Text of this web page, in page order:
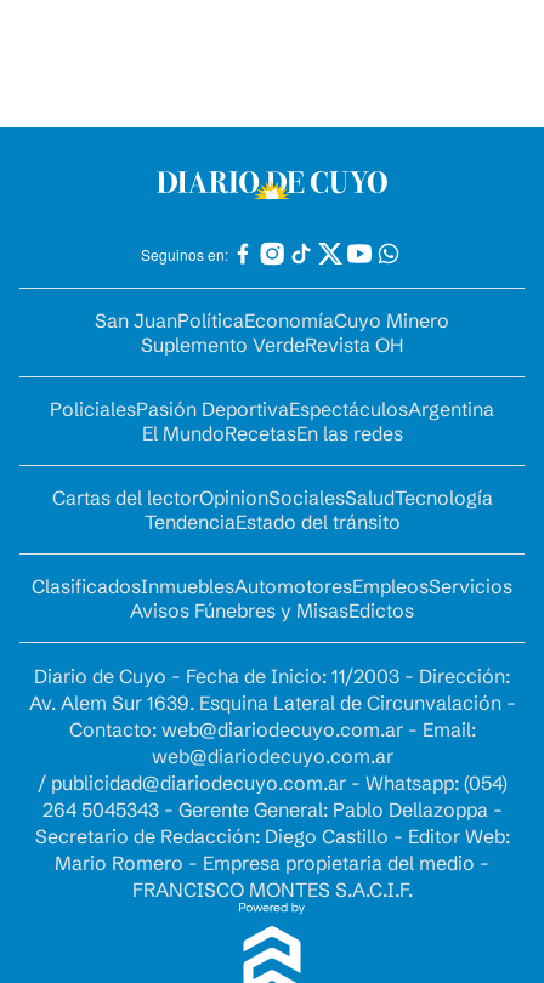
Seguinos en:
San JuanPolíticaEconomíaCuyo Minero
Suplemento VerdeRevista OH
PolicialesPasión DeportivaEspectáculosArgentina
El MundoRecetasEn las redes
Cartas del lectorOpinionSocialesSaludTecnología
TendenciaEstado del tránsito
ClasificadosInmueblesAutomotoresEmpleosServicios
Avisos Fúnebres y MisasEdictos
Diario de Cuyo - Fecha de Inicio: 11/2003 - Dirección:
Av. Alem Sur 1639. Esquina Lateral de Circunvalación -
Contacto: web@diariodecuyo.com.ar- Email:
web@diariodecuyo.com.ar
/ publicidad@diariodecuyo.com.ar- Whatsapp: (054)
264 5045343 - Gerente General: Pablo Dellazoppa -
Secretario de Redacción: Diego Castillo - Editor Web:
Mario Romero - Empresa propietaria del medio -
FRANCISCO MONTES S.A.C.I.F.